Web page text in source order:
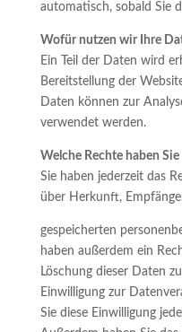
automatisch, sobald Sie
Wofür nutzen wir Ihre
Ein Teil der Daten wird
Bereitstellung der
Daten können zur
verwendet werden.
Welche Rechte haben
Sie haben jederzeit das
über Herkunft,
gespeicherten
haben außerdem ein
Löschung dieser Daten
Einwilligung zur
Sie diese Einwilligung